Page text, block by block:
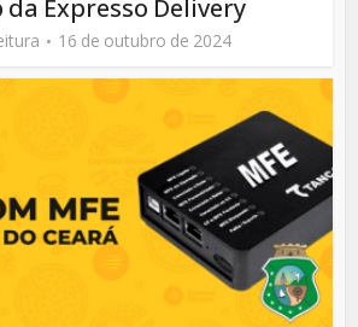
Expresso Delivery
16 de outubro de 2024